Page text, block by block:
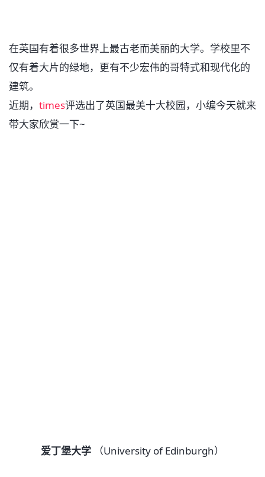
在英国有着很多世界上最古老而美丽的大学。学校里不
仅有着大片的绿地，更有不少宏伟的哥特式和现代化的
建筑。
近期， times评选出了英国最美十大校园，小编今天就来
带大家欣赏一下~
爱丁堡大学 （University of Edinburgh）